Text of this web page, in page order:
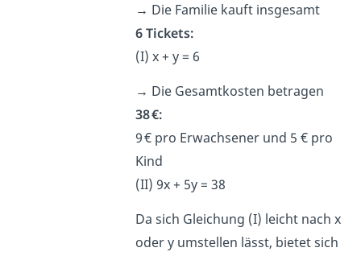
→ Die Familie kauft insgesamt
6 Tickets:
(I) x + y = 6
→ Die Gesamtkosten betragen
38 €:
9 € pro Erwachsener und 5 € pro
Kind
(II) 9x + 5y = 38
Da sich Gleichung (I) leicht nach x
oder y umstellen lässt, bietet sich